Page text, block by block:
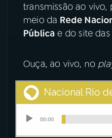
transmissão ao
meio da Rede
Pública e do site das
Ouça, ao vivo, no